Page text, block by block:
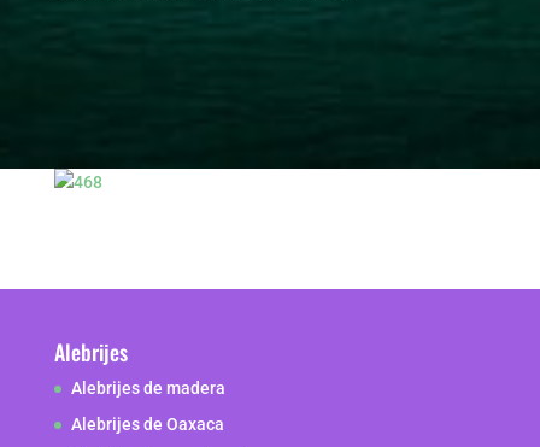
Alebrijes
Alebrijes de madera
Alebrijes de Oaxaca